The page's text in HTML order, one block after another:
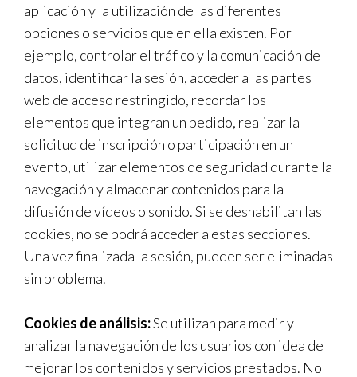
aplicación y la utilización de las diferentes
opciones o servicios que en ella existen. Por
ejemplo, controlar el tráfico y la comunicación de
datos, identificar la sesión, acceder a las partes
web de acceso restringido, recordar los
elementos que integran un pedido, realizar la
solicitud de inscripción o participación en un
evento, utilizar elementos de seguridad durante la
navegación y almacenar contenidos para la
difusión de vídeos o sonido. Si se deshabilitan las
cookies, no se podrá acceder a estas secciones.
Una vez finalizada la sesión, pueden ser eliminadas
sin problema.
Cookies de análisis:Se utilizan para medir y
analizar la navegación de los usuarios con idea de
mejorar los contenidos y servicios prestados. No